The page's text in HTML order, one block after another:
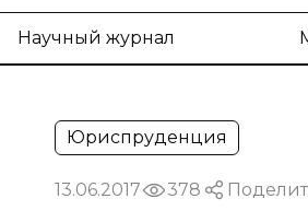
Научный журнал
Юриспруденция
13.06.2017 378